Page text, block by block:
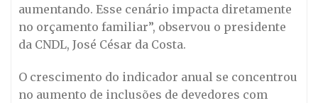
aumentando. Esse cenário impacta diretamente
no orçamento familiar”, observou o presidente
da CNDL, José César da Costa.
O crescimento do indicador anual se concentrou
no aumento de inclusões de devedores com